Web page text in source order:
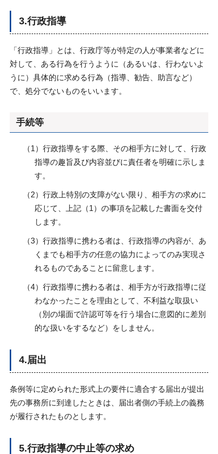
3.行政指導
「行政指導」とは、行政庁等が特定の人が事業者などに
対して、ある行為を行うように（あるいは、行わないよ
うに）具体的に求める行為（指導、勧告、助言など）
で、処分でないものをいいます。
手続等
（1）行政指導をする際、その相手方に対して、行政
指導の趣旨及び内容並びに責任者を明確に示しま
す。
（2）行政上特別の支障がない限り、相手方の求めに
応じて、上記（1）の事項を記載した書面を交付
します。
（3）行政指導に携わる者は、行政指導の内容が、あ
くまでも相手方の任意の協力によってのみ実現さ
れるものであることに留意します。
（4）行政指導に携わる者は、相手方が行政指導に従
わなかったことを理由として、不利益な取扱い
（別の場面で許認可等を行う場合に意図的に差別
的な扱いをするなど）をしません。
4.届出
条例等に定められた形式上の要件に適合する届出が提出
先の事務所に到達したときは、届出者側の手続上の義務
が履行されたものとします。
5.行政指導の中止等の求め